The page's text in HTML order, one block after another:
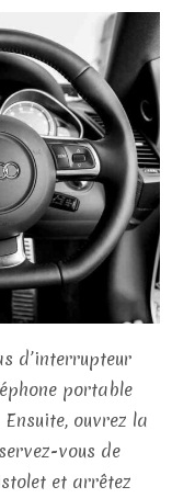
d’interrupteur
portable
ouvrez la
vous de
et arrêtez